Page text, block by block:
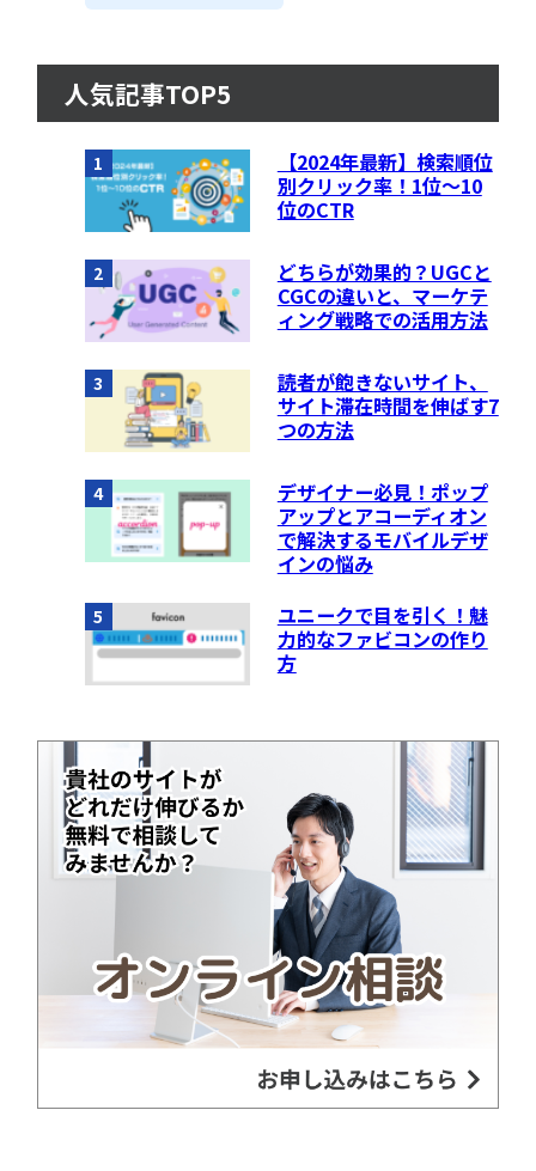
人気記事TOP5
1
【2024年最新】検索順位
別クリック率！1位〜10
位のCTR
2
どちらが効果的？UGCと
CGCの違いと、マーケテ
ィング戦略での活用方法
3
読者が飽きないサイト、
サイト滞在時間を伸ばす7
つの方法
4
デザイナー必見！ポップ
アップとアコーディオン
で解決するモバイルデザ
インの悩み
5
ユニークで目を引く！魅
力的なファビコンの作り
方